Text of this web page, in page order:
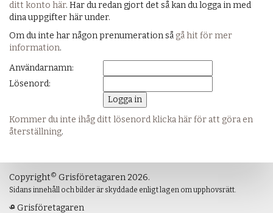
ditt konto här. Har du redan gjort det så kan du logga in med
dina uppgifter här under.
Om du inte har någon prenumeration så gå hit för mer
information.
Användarnamn:
Lösenord:
Kommer du inte ihåg ditt lösenord klicka här för att göra en
återställning.
Copyright© Grisföretagaren 2026.
Sidans innehåll och bilder är skyddade enligt lagen om upphovsrätt.
Grisföretagaren